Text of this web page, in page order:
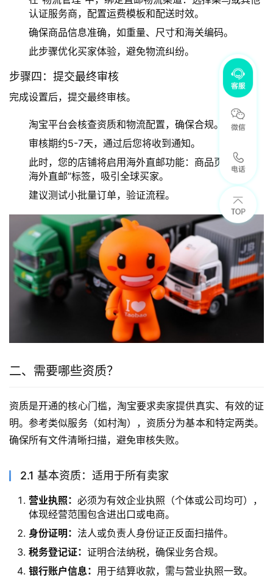
认证服务商，配置运费模板和配送时效。
确保商品信息准确，如重量、尺寸和海关编码。
此步骤优化买家体验，避免物流纠纷。
步骤四：提交最终审核
完成设置后，提交最终审核。
淘宝平台会核查资质和物流配置，确保合规。
审核期约5-7天，通过后您将收到通知。
此时，您的店铺将启用海外直邮功能：商品页面显示”
海外直邮”标签，吸引全球买家。
建议测试小批量订单，验证流程。
二、需要哪些资质？
资质是开通的核心门槛，淘宝要求卖家提供真实、有效的证
明。参考类似服务（如村淘），资质分为基本和特定两类。
确保所有文件清晰扫描，避免审核失败。
2.1 基本资质：适用于所有卖家
营业执照： 必须为有效企业执照（个体或公司均可），
体现经营范围包含进出口或电商。
身份证明： 法人或负责人身份证正反面扫描件。
税务登记证： 证明合法纳税，确保业务合规。
银行账户信息： 用于结算收款，需与营业执照一致。